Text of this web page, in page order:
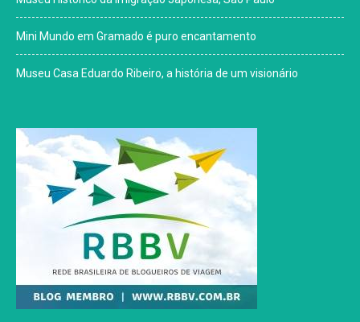
Mini Mundo em Gramado é puro encantamento
Museu Casa Eduardo Ribeiro, a história de um visionário